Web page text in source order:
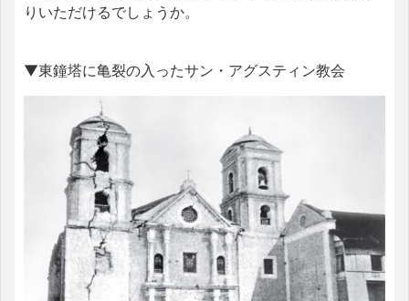
りいただけるでしょうか。
▼東鐘塔に亀裂の入ったサン・アグスティン教会